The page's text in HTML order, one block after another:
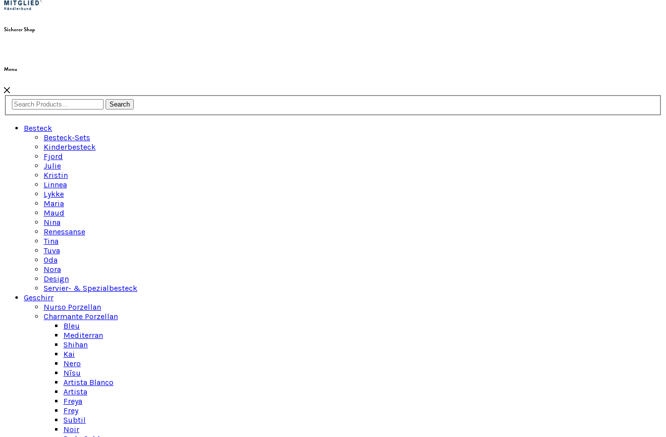
Sicherer Shop
Menu
Search
Besteck
Besteck-Sets
Kinderbesteck
Fjord
Julie
Kristin
Linnea
Lykke
Maria
Maud
Nina
Renessanse
Tina
Tuva
Oda
Nora
Design
Servier- & Spezialbesteck
Geschirr
Nurso Porzellan
Charmante Porzellan
Bleu
Mediterran
Shihan
Kai
Nero
Nīsu
Artista Blanco
Artista
Freya
Frey
Subtil
Noir